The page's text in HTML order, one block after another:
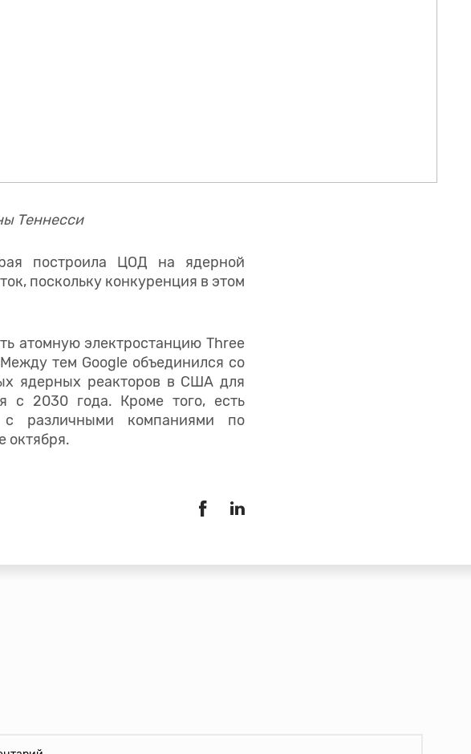
Теннесси
построила ЦОД на ядерной
поскольку конкуренция в этом
атомную электростанцию Three
тем Google объединился со
ядерных реакторов в США для
с 2030 года. Кроме того, есть
различными компаниями по
октября.